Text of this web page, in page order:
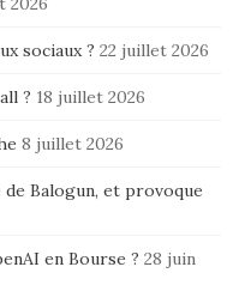
sociaux ? 22 juillet 2026
? 18 juillet 2026
8 juillet 2026
Balogun, et provoque
en Bourse ? 28 juin